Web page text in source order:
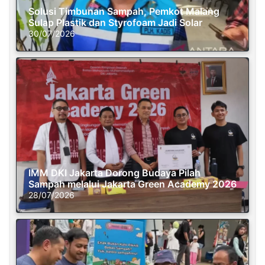
Solusi Timbunan Sampah, Pemkot Malang
Sulap Plastik dan Styrofoam Jadi Solar
30/07/2026
IMM DKI Jakarta Dorong Budaya Pilah
Sampah melalui Jakarta Green Academy 2026
28/07/2026